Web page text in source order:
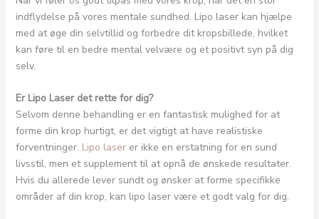
indflydelse på vores mentale sundhed. Lipo laser kan hjælpe
med at øge din selvtillid og forbedre dit kropsbillede, hvilket
kan føre til en bedre mental velvære og et positivt syn på dig
selv.
Er Lipo Laser det rette for dig?
Selvom denne behandling er en fantastisk mulighed for at
forme din krop hurtigt, er det vigtigt at have realistiske
forventninger. Lipo laserer ikke en erstatning for en sund
livsstil, men et supplement til at opnå de ønskede resultater.
Hvis du allerede lever sundt og ønsker at forme specifikke
områder af din krop, kan lipo laser være et godt valg for dig.